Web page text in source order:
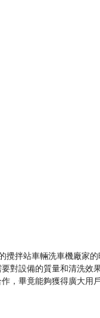
站車輛洗車機廠家的時候
僅需要對設備的質量和清
作，畢竟能夠獲得廣大